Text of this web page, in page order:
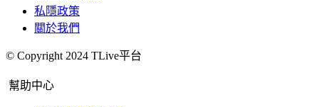
私隱政策
關於我們
© Copyright 2024 TLive平台
幫助中心